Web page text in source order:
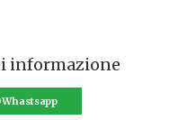
informazione
Whastsapp